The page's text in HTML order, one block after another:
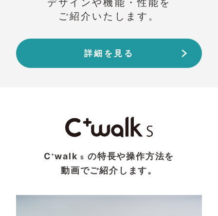
ご紹介いたします。
詳細を見る
C+walkS
の特長や操作方法を
動画でご紹介します。